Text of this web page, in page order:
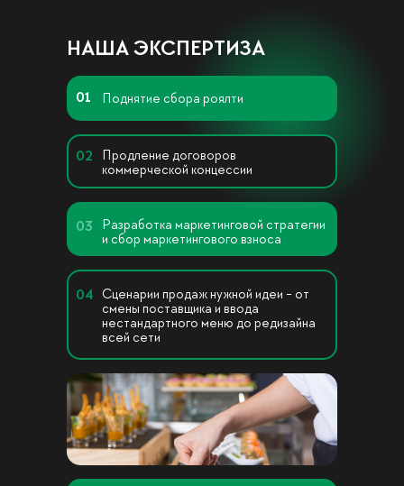
04 Сценарии продаж нужной идеи - от
смены поставщика и ввода
нестандартного меню до редизайна
всей сети
Поднятие сбора роялти
01
Продление договоров
коммерческой концессии
02
03
НАША ЭКСПЕРТИЗА
Разработка маркетинговой стратегии
и сбор маркетингового взноса